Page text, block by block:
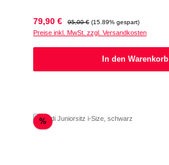
Verkaufspreis:
79,90 € Regulärer Preis:
95,00 € (15.89% gespart)
Preise inkl. MwSt. zzgl. Versandkosten
In den Warenkorb
%Rabatt